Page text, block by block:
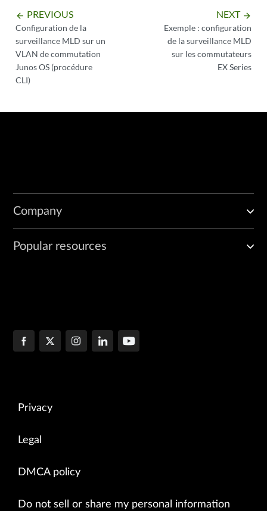
arrow_backward PREVIOUS
Configuration de la
surveillance MLD sur un
VLAN de commutation
Junos OS (procédure
CLI)
NEXT arrow_forward
Exemple : configuration
de la surveillance MLD
sur les commutateurs
EX Series
Company
Popular resources
Privacy
Legal
DMCA policy
Do not sell or share my personal information